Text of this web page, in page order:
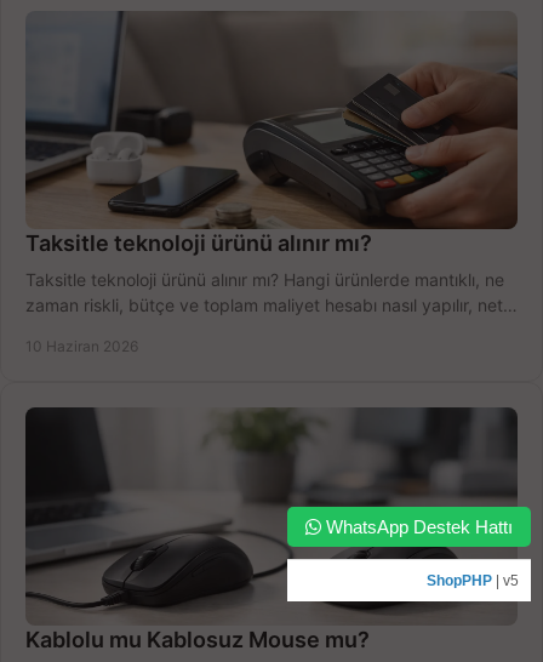
Taksitle teknoloji ürünü alınır mı?
Taksitle teknoloji ürünü alınır mı? Hangi ürünlerde mantıklı, ne
zaman riskli, bütçe ve toplam maliyet hesabı nasıl yapılır, net
10 Haziran 2026
Kablolu mu Kablosuz Mouse mu?
WhatsApp Destek Hattı
ShopPHP | v5